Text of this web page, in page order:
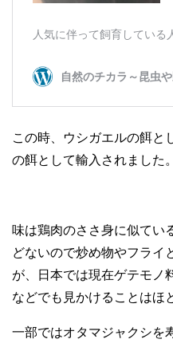
この時、ウシガエルの餌と
の餌として輸入されました。
味は鶏肉のささ身に似てい
どないので炒め物やフライ
が、日本では現在ゲテモノ
などでも見かけることはほ
一部ではオタマジャクシを